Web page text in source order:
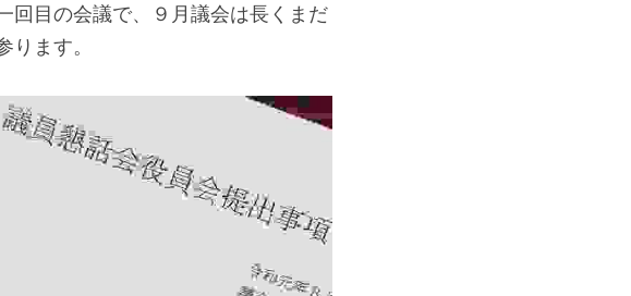
回目の会議で、９月議会は長くまだ
ます。